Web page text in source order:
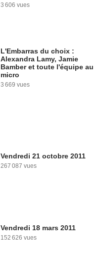
3 606 vues
L'Embarras du choix :
Alexandra Lamy, Jamie
Bamber et toute l'équipe au
micro
3 669 vues
Vendredi 21 octobre 2011
267 087 vues
Vendredi 18 mars 2011
152 626 vues